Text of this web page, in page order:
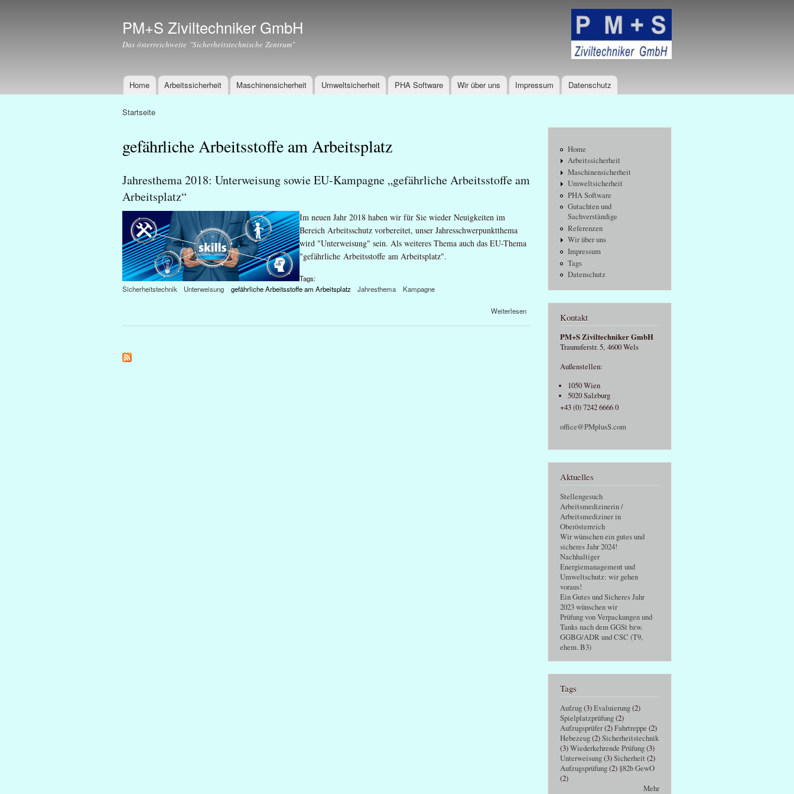
PM+S Ziviltechniker GmbH
Das österreichweite "Sicherheitstechnische Zentrum"
Logo
Hauptmenü
Home Arbeitssicherheit Maschinensicherheit Umweltsicherheit PHA Software Wir über uns Impressum Datenschutz
Startseite
gefährliche Arbeitsstoffe am Arbeitsplatz
Jahresthema 2018: Unterweisung sowie EU-Kampagne „gefährliche Arbeitsstoffe am
Arbeitsplatz“
Im neuen Jahr 2018 haben wir für Sie wieder Neuigkeiten im
Bereich Arbeitsschutz vorbereitet, unser Jahresschwerpunktthema
wird "Unterweisung" sein. Als weiteres Thema auch das EU-Thema
"gefährliche Arbeitsstoffe am Arbeitsplatz".
Tags:
Sicherheitstechnik
Unterweisung gefährliche Arbeitsstoffe am Arbeitsplatz Jahresthema Kampagne
Weiterlesen
Jahresthema
Unterweisung
sowie EU-
„gefährliche
am
Arbeitsplatz“
Home
Arbeitssicherheit
Maschinensicherheit
Umweltsicherheit
PHA Software
Gutachten und
Sachverständige
Referenzen
Wir über uns
Impressum
Tags
Datenschutz
Kontakt
PM+S Ziviltechniker GmbH
Traunuferstr. 5, 4600 Wels
Außenstellen:
1050 Wien
5020 Salzburg
+43 (0) 7242 6666 0
office@PMplusS.com
Aktuelles
Stellengesuch
Arbeitsmedizinerin /
Arbeitsmediziner in
Oberösterreich
Wir wünschen ein gutes und
sicheres Jahr 2024!
Nachhaltiger
Energiemanagement und
Umweltschutz: wir gehen
voraus!
Ein Gutes und Sicheres Jahr
2023 wünschen wir
Prüfung von Verpackungen und
Tanks nach dem GGSt bzw.
GGBG/ADR und CSC (T9,
ehem. B3)
Tags
Aufzug(3)Evaluierung(2)
Spielplatzprüfung(2)
Aufzugsprüfer(2)Fahrtreppe (2)
Hebezeug(2)Sicherheitstechnik
(3)Wiederkehrende Prüfung(3)
Unterweisung(3)Sicherheit (2)
Aufzugsprüfung(2) §82b GewO
(2)
Mehr